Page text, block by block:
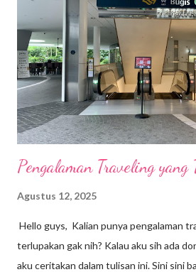
Pengalaman Traveling yang
Agustus 12, 2025
Hello guys, Kalian punya pengalaman
terlupakan gak nih? Kalau aku sih ada
aku ceritakan dalam tulisan ini. Sini sini